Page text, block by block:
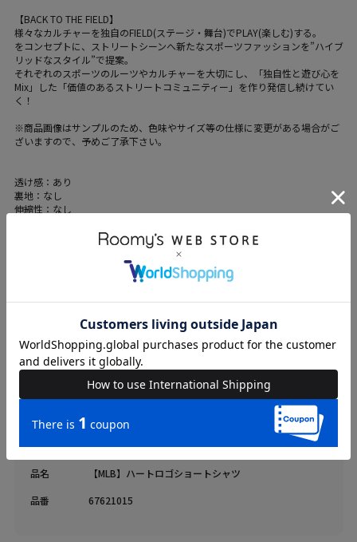
【BACK TO THE FIELD】
様々なカルチャーを独自のFIELD(ステージ・舞台)でPLAY(楽しむ)する。
をコンセプトに、ストリートシーンへ新たなスポーツファッションを”ハイブ
リッドなスタイル”で提案。
それぞれのスポーツのルーツやカルチャーを大切にし、「独自性と遊び心を
Mix」した「価値のあるストリートコミュニティー」を作り発信し続けてい
く！
※商品画像はサンプルのため、色味やサイズ等の仕様に変更がある場合がご
ざいますので、予めご了承下さい。
透け感：あり
裏地：なし
伸縮性：なし
カテゴリ
WOMENS > トップス > シャツ/ブラウス
素材
本体 綿-100%
中国
送料
605 円 (税込) （
返品・交換
返品特約
品名
【MLB】ハートロゴショートシャツ
品番
67621015